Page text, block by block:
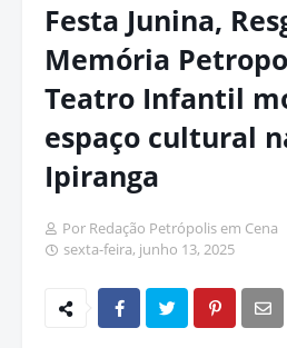
Festa Junina,
Memória
Teatro Infantil
espaço cultural
Ipiranga
Por Redação Petrópolis em Cena
sexta-feira, junho 13, 2025